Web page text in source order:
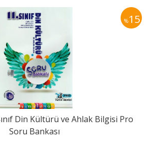
%15
Din Kültürü ve Ahlak Bilgisi Pro
Soru Bankası